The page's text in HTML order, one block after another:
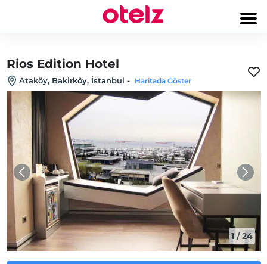
Rios Edition Hotel
Ataköy, Bakirköy, İstanbul - Haritada Göster
1/24